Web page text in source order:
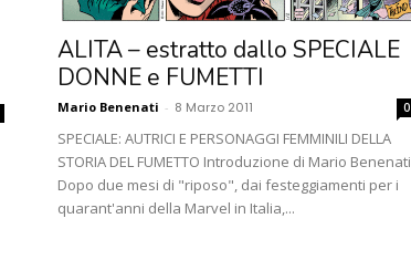
ALITA – estratto dallo SPECIALE
DONNE e FUMETTI
Mario Benenati - 8 Marzo 2011 0
SPECIALE: AUTRICI E PERSONAGGI FEMMINILI DELLA
STORIA DEL FUMETTO Introduzione di Mario Benenati
Dopo due mesi di "riposo", dai festeggiamenti per i
quarant'anni della Marvel in Italia,...